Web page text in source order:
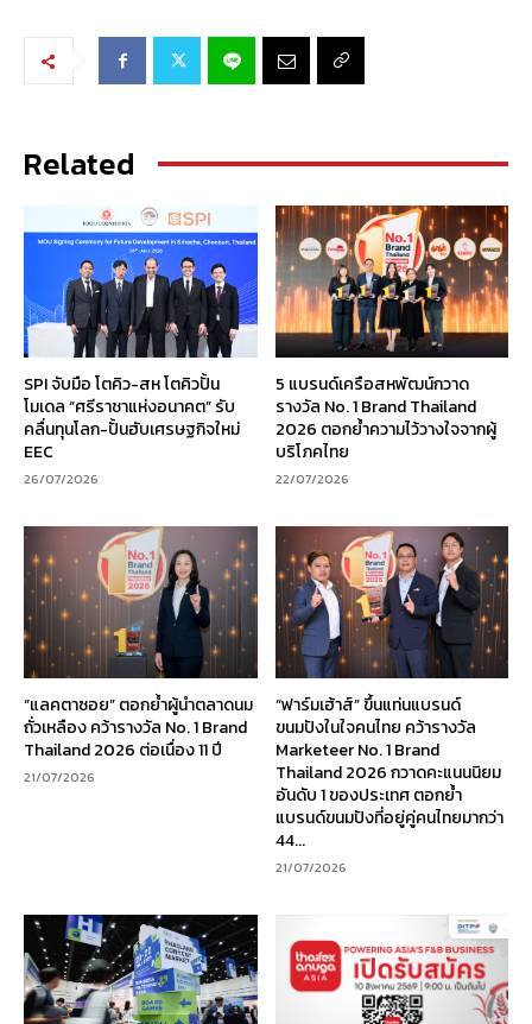
Related
SPI จับมือ โตคิว-สห โตคิวปั้น
โมเดล “ศรีราชาแห่งอนาคต” รับ
คลื่นทุนโลก-ปั้นฮับเศรษฐกิจใหม่
EEC
26/07/2026
5 แบรนด์เครือสหพัฒน์กวาด
รางวัล No. 1 Brand Thailand
2026 ตอกย้ำความไว้วางใจจากผู้
บริโภคไทย
22/07/2026
“แลคตาซอย” ตอกย้ำผู้นำตลาดนม
ถั่วเหลือง คว้ารางวัล No. 1 Brand
Thailand 2026 ต่อเนื่อง 11 ปี
21/07/2026
“ฟาร์มเฮ้าส์” ขึ้นแท่นแบรนด์
ขนมปังในใจคนไทย คว้ารางวัล
Marketeer No. 1 Brand
Thailand 2026 กวาดคะแนนนิยม
อันดับ 1 ของประเทศ ตอกย้ำ
แบรนด์ขนมปังที่อยู่คู่คนไทยมากว่า
44...
21/07/2026